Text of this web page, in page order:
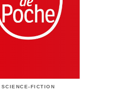
SCIENCE-FICTION